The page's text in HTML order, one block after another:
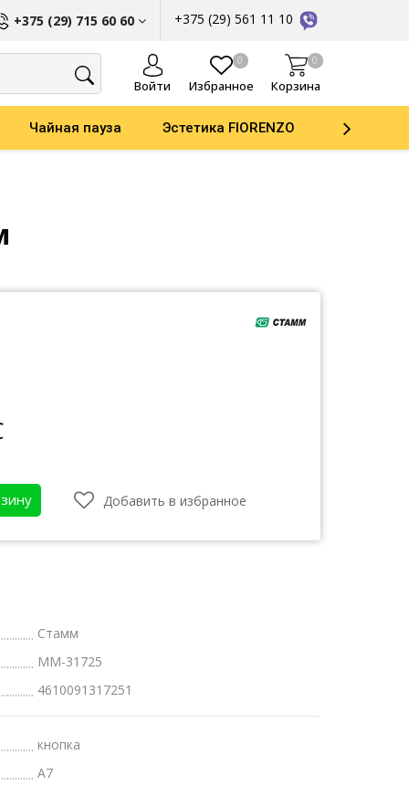
+375 (29) 715 60 60 +375 (29) 561 11 10
Войти
0
Избранное
0
Корзина
Чайная пауза Эстетика FIORENZO Parker
Добавить в избранное
Стамм
ММ-31725
4610091317251
кнопка
А7